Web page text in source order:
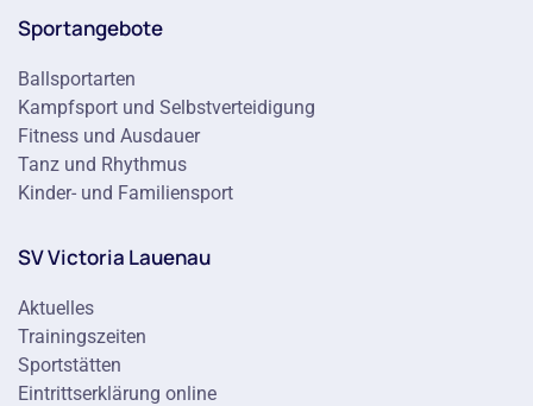
Sportangebote
Ballsportarten
Kampfsport und Selbstverteidigung
Fitness und Ausdauer
Tanz und Rhythmus
Kinder- und Familiensport
SV Victoria Lauenau
Aktuelles
Trainingszeiten
Sportstätten
Eintrittserklärung online